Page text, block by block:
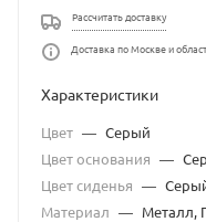
Рассчитать доставку
Доставка по Москве и
Характеристики
Цвет — Серый
Цвет основания —
Цвет сиденья —
Материал — Металл,